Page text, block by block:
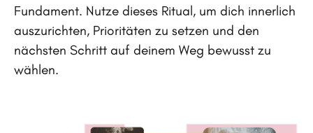
Fundament. Nutze dieses Ritual, um dich innerlich
auszurichten, Prioritäten zu setzen und den
nächsten Schritt auf deinem Weg bewusst zu
wählen.